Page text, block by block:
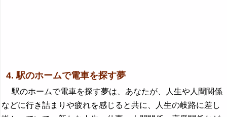
4. 駅のホームで電車を探す夢
駅のホームで電車を探す夢は、あなたが、人生や人間関係
などに行き詰まりや疲れを感じると共に、人生の岐路に差し